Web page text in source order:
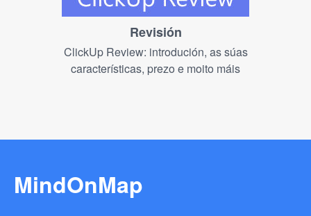
Revisión
ClickUp Review: introdución, as súas
características, prezo e moito máis
MindOnMap